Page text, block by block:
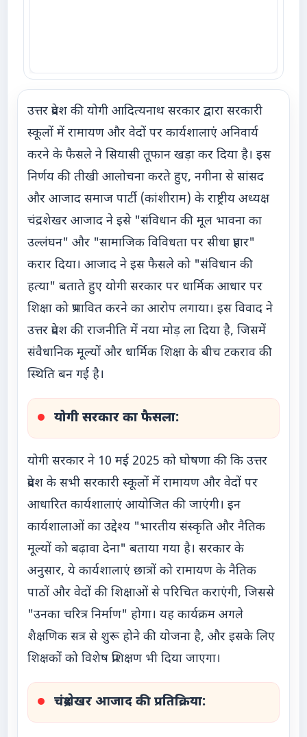
उत्तर प्रदेश की योगी आदित्यनाथ सरकार द्वारा सरकारी
स्कूलों में रामायण और वेदों पर कार्यशालाएं अनिवार्य
करने के फैसले ने सियासी तूफान खड़ा कर दिया है। इस
निर्णय की तीखी आलोचना करते हुए, नगीना से सांसद
और आजाद समाज पार्टी (कांशीराम) के राष्ट्रीय अध्यक्ष
चंद्रशेखर आजाद ने इसे "संविधान की मूल भावना का
उल्लंघन" और "सामाजिक विविधता पर सीधा प्रहार"
करार दिया। आजाद ने इस फैसले को "संविधान की
हत्या" बताते हुए योगी सरकार पर धार्मिक आधार पर
शिक्षा को प्रभावित करने का आरोप लगाया। इस विवाद ने
उत्तर प्रदेश की राजनीति में नया मोड़ ला दिया है, जिसमें
संवैधानिक मूल्यों और धार्मिक शिक्षा के बीच टकराव की
स्थिति बन गई है।
योगी सरकार का फैसला:
योगी सरकार ने 10 मई 2025 को घोषणा की कि उत्तर
प्रदेश के सभी सरकारी स्कूलों में रामायण और वेदों पर
आधारित कार्यशालाएं आयोजित की जाएंगी। इन
कार्यशालाओं का उद्देश्य "भारतीय संस्कृति और नैतिक
मूल्यों को बढ़ावा देना" बताया गया है। सरकार के
अनुसार, ये कार्यशालाएं छात्रों को रामायण के नैतिक
पाठों और वेदों की शिक्षाओं से परिचित कराएंगी, जिससे
"उनका चरित्र निर्माण" होगा। यह कार्यक्रम अगले
शैक्षणिक सत्र से शुरू होने की योजना है, और इसके लिए
शिक्षकों को विशेष प्रशिक्षण भी दिया जाएगा।
चंद्रशेखर आजाद की प्रतिक्रिया: